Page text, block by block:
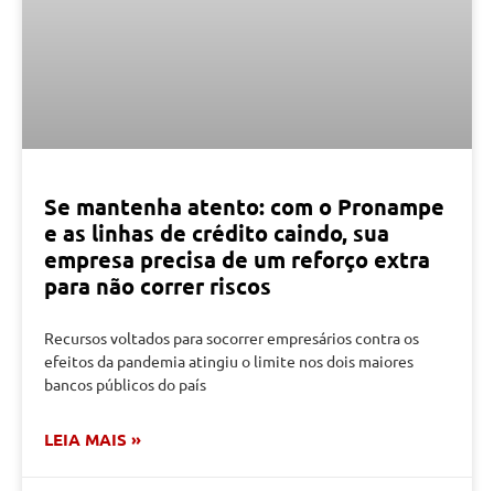
Se mantenha atento: com o Pronampe
e as linhas de crédito caindo, sua
empresa precisa de um reforço extra
para não correr riscos
Recursos voltados para socorrer empresários contra os
efeitos da pandemia atingiu o limite nos dois maiores
bancos públicos do país
LEIA MAIS »